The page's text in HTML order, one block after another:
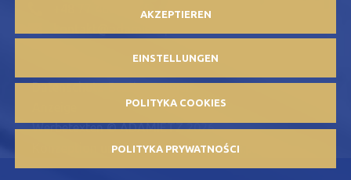
+48 77 463 00 65
Datenschutz-Bestimmungen
Werbetexten © ADAMIETZ 2026
Konzeption und Umsetzung: Offteam.pl
AKZEPTIEREN
EINSTELLUNGEN
POLITYKA PRYWATNOŚCI
POLITYKA COOKIES